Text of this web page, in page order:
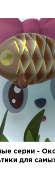
серии -
для